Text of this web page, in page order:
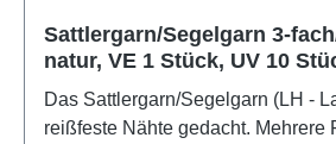
Sattlergarn/Segelgarn 3-
natur, VE 1 Stück, UV 10
Das Sattlergarn/Segelgarn (LH -
reißfeste Nähte gedacht. Mehrere